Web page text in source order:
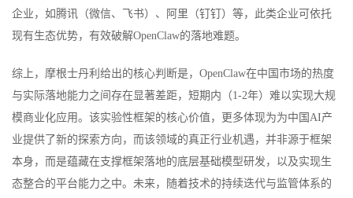
企业，如腾讯（微信、飞书）、阿里（钉钉）等，此类企业可依托
现有生态优势，有效破解OpenClaw的落地难题。
综上，摩根士丹利给出的核心判断是，OpenClaw在中国市场的热度
与实际落地能力之间存在显著差距，短期内（1-2年）难以实现大规
模商业化应用。该实验性框架的核心价值，更多体现为为中国AI产
业提供了新的探索方向，而该领域的真正行业机遇，并非源于框架
本身，而是蕴藏在支撑框架落地的底层基础模型研发，以及实现生
态整合的平台能力之中。未来，随着技术的持续迭代与监管体系的